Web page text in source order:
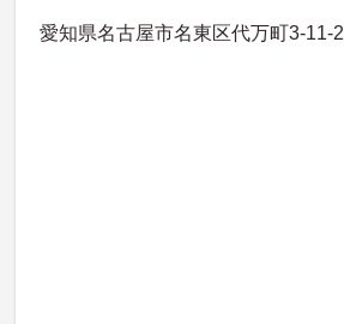
愛知県名古屋市名東区代万町3-11-2